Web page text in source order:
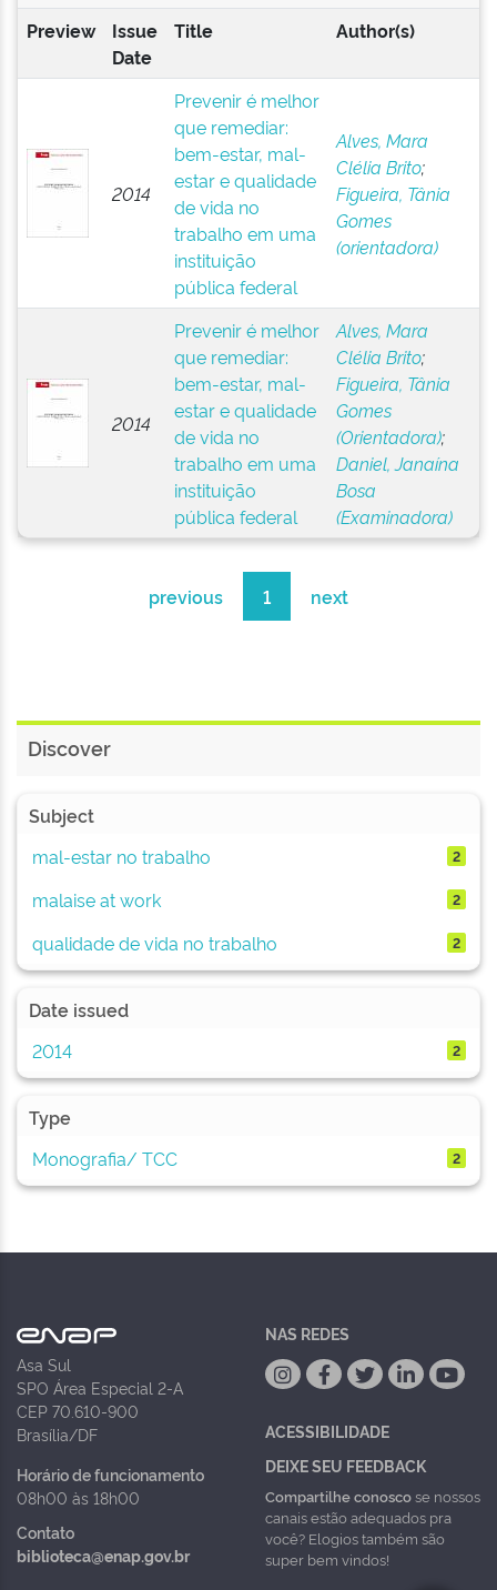
Preview
Issue
Date
Title Author(s)
2014
Prevenir é melhor
que remediar:
bem-estar, mal-
estar e qualidade
de vida no
trabalho em uma
instituição
pública federal
Alves, Mara
Clélia Brito;
Figueira, Tânia
Gomes
(orientadora)
2014
Prevenir é melhor
que remediar:
bem-estar, mal-
estar e qualidade
de vida no
trabalho em uma
instituição
pública federal
Alves, Mara
Clélia Brito;
Figueira, Tânia
Gomes
(Orientadora);
Daniel, Janaína
Bosa
(Examinadora)
previous 1 next
Discover
Subject
mal-estar no trabalho
2
malaise at work 2
qualidade de vida no trabalho 2
Date issued
2014
2
Type
Monografia/ TCC
2
Asa Sul
SPO Área Especial 2-A
CEP 70.610-900
Brasília/DF
Horário de funcionamento
08h00 às 18h00
Contato
biblioteca@enap.gov.br
NAS REDES
ACESSIBILIDADE
DEIXE SEU FEEDBACK
Compartilhe conoscose nossos
canais estão adequados pra
você? Elogios também são
super bem vindos!